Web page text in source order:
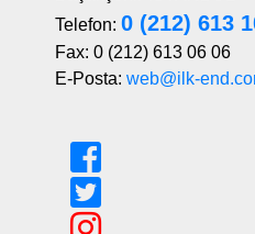
Telefon: 0 (212) 613
Fax: 0 (212) 613 06 06
E-Posta: web@ilk-